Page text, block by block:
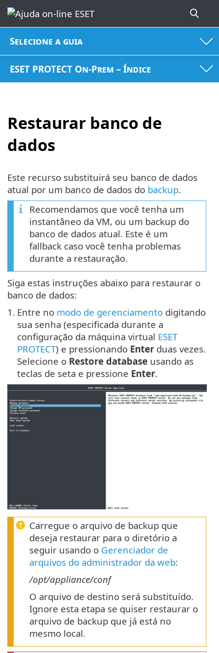
Selecione a guia
ESET PROTECT On-Prem – Índice
Restaurar banco de
dados
Este recurso substituirá seu banco de dados
atual por um banco de dados do backup.
Recomendamos que você tenha um
instantâneo da VM, ou um backup do
banco de dados atual. Este é um
fallback caso você tenha problemas
durante a restauração.
Siga estas instruções abaixo para restaurar o
banco de dados:
1. Entre no modo de gerenciamento digitando
sua senha (especificada durante a
configuração da máquina virtual ESET
PROTECT) e pressionando Enter duas vezes.
Selecione o Restore database usando as
teclas de seta e pressione Enter.
Carregue o arquivo de backup que
deseja restaurar para o diretório a
seguir usando o Gerenciador de
arquivos do administrador da web:
/opt/appliance/conf
O arquivo de destino será substituído.
Ignore esta etapa se quiser restaurar o
arquivo de backup que já está no
mesmo local.